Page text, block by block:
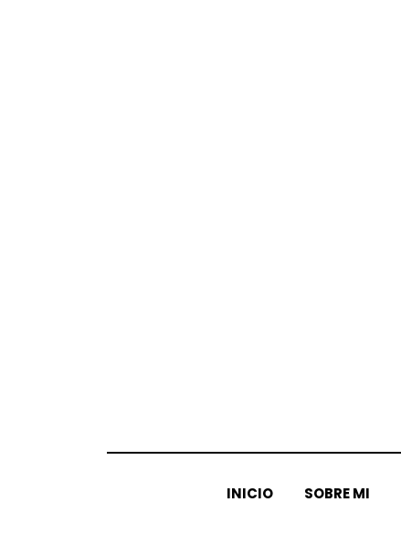
INICIO SOBRE MI